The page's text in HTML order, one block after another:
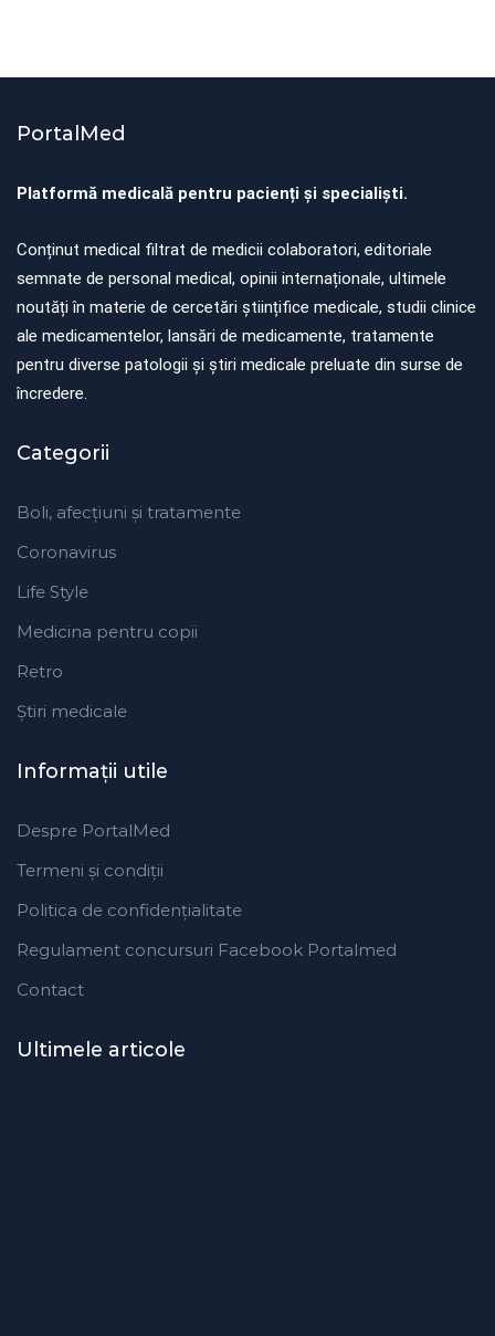
PortalMed
Platformă medicală pentru pacienți și specialiști.
Conținut medical filtrat de medicii colaboratori, editoriale
semnate de personal medical, opinii internaționale, ultimele
noutăți în materie de cercetări științifice medicale, studii clinice
ale medicamentelor, lansări de medicamente, tratamente
pentru diverse patologii și știri medicale preluate din surse de
încredere.
Categorii
Boli, afecțiuni și tratamente
Coronavirus
Life Style
Medicina pentru copii
Retro
Ştiri medicale
Informaţii utile
Despre PortalMed
Termeni și condiții
Politica de confidențialitate
Regulament concursuri Facebook Portalmed
Contact
Ultimele articole